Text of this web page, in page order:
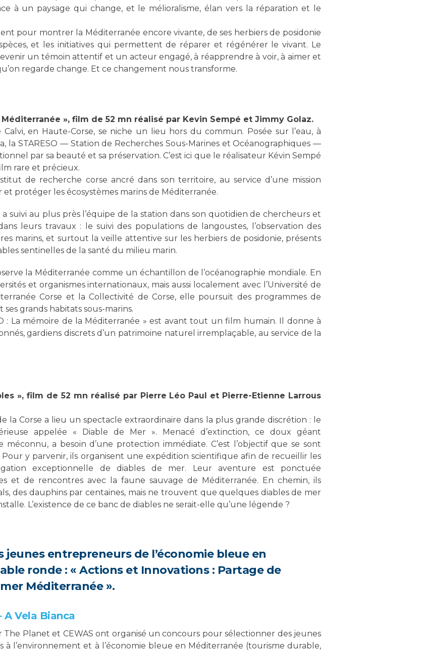
à un paysage qui change, et le mélioralisme, élan vers la réparation et le
pour montrer la Méditerranée encore vivante, de ses herbiers de posidonie
et les initiatives qui permettent de réparer et régénérer le vivant. Le
un témoin attentif et un acteur engagé, à réapprendre à voir, à aimer et
regarde change. Et ce changement nous transforme.
Méditerranée », film de 52 mn réalisé par Kevin Sempé et Jimmy Golaz.
en Haute-Corse, se niche un lieu hors du commun. Posée sur l’eau, à
la STARESO — Station de Recherches Sous-Marines et Océanographiques —
par sa beauté et sa préservation. C’est ici que le réalisateur Kévin Sempé
rare et précieux.
de recherche corse ancré dans son territoire, au service d’une mission
protéger les écosystèmes marins de Méditerranée.
suivi au plus près l’équipe de la station dans son quotidien de chercheurs et
leurs travaux : le suivi des populations de langoustes, l’observation des
marins, et surtout la veille attentive sur les herbiers de posidonie, présents
sentinelles de la santé du milieu marin.
la Méditerranée comme un échantillon de l’océanographie mondiale. En
et organismes internationaux, mais aussi localement avec l’Université de
Corse et la Collectivité de Corse, elle poursuit des programmes de
grands habitats sous-marins.
: La mémoire de la Méditerranée » est avant tout un film humain. Il donne à
gardiens discrets d’un patrimoine naturel irremplaçable, au service de la
», film de 52 mn réalisé par Pierre Léo Paul et Pierre-Etienne Larrous
la Corse a lieu un spectacle extraordinaire dans la plus grande discrétion : le
appelée « Diable de Mer ». Menacé d’extinction, ce doux géant
a besoin d’une protection immédiate. C’est l’objectif que se sont
y parvenir, ils organisent une expédition scientifique afin de recueillir les
exceptionnelle de diables de mer. Leur aventure est ponctuée
et de rencontres avec la faune sauvage de Méditerranée. En chemin, ils
des dauphins par centaines, mais ne trouvent que quelques diables de mer
L’existence de ce banc de diables ne serait-elle qu’une légende ?
entrepreneurs de l’économie bleue en
ronde : « Actions et Innovations : Partage de
Méditerranée ».
A Vela Bianca
The Planet et CEWAS ont organisé un concours pour sélectionner des jeunes
l’environnement et à l’économie bleue en Méditerranée (tourisme durable,